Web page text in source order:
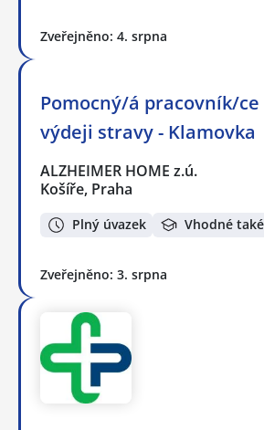
Zveřejněno: 4. srpna
Pomocný/á pracovník/ce
výdeji stravy - Klamovka
ALZHEIMER HOME z.ú.
Košíře, Praha
Plný úvazek Vhodné
Zveřejněno: 3. srpna